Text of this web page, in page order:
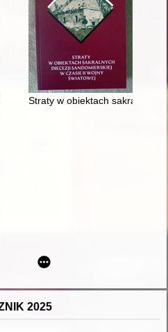
8-groszówek Augusta III Sasa =
Straty w obiektach sakralnych
w ośrodkach księstwa ziębickiego
2025